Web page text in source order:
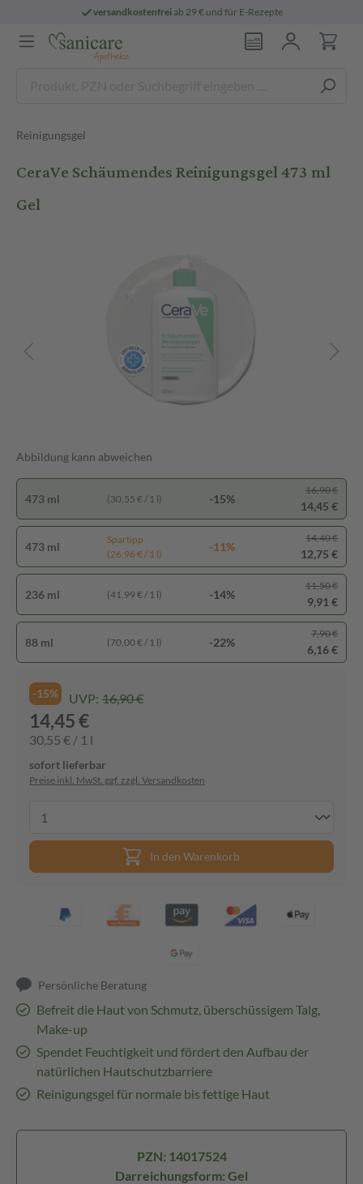
versandkostenfreiab 29 € und für E-Rezepte
Reinigungsgel
CeraVe Schäumendes Reinigungsgel 473 ml
Gel
Abbildung kann abweichen
473 ml (30,55 € / 1 l) -15%
16,90 €
14,45 €
473 ml
Spartipp
(26,96 € / 1 l)
-11%
14,40 €
12,75 €
236 ml (41,99 € / 1 l) -14%
11,50 €
9,91 €
88 ml (70,00 € / 1 l) -22%
7,90 €
6,16 €
-15% UVP: 16,90 €
14,45 €
30,55 € / 1 l
sofort lieferbar
Preise inkl. MwSt. ggf. zzgl. Versandkosten
In den Warenkorb
Persönliche Beratung
Befreit die Haut von Schmutz, überschüssigem Talg,
Make-up
Spendet Feuchtigkeit und fördert den Aufbau der
natürlichen Hautschutzbarriere
Reinigungsgel für normale bis fettige Haut
PZN: 14017524
Darreichungsform: Gel